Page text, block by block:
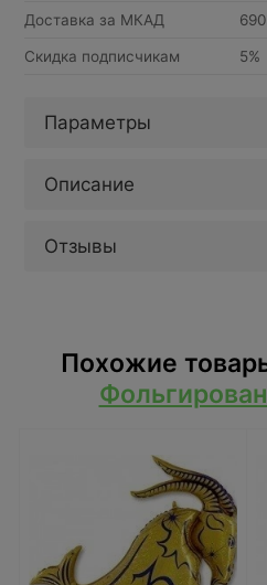
Доставка за МКАД
Скидка подписчикам 5%
Параметры
Описание
Отзывы
Похожие